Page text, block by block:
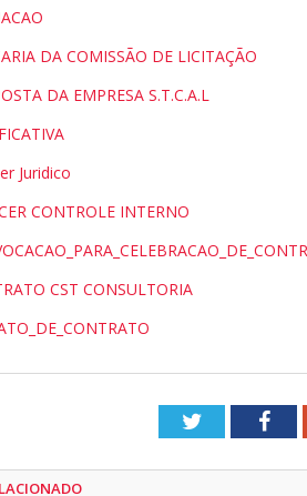
DA COMISSÃO DE LICITAÇÃO
DA EMPRESA S.T.C.A.L
Juridico
CONTROLE INTERNO
CST CONSULTORIA
Twitter